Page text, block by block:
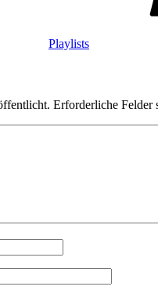
Playlists
Erforderliche Felder